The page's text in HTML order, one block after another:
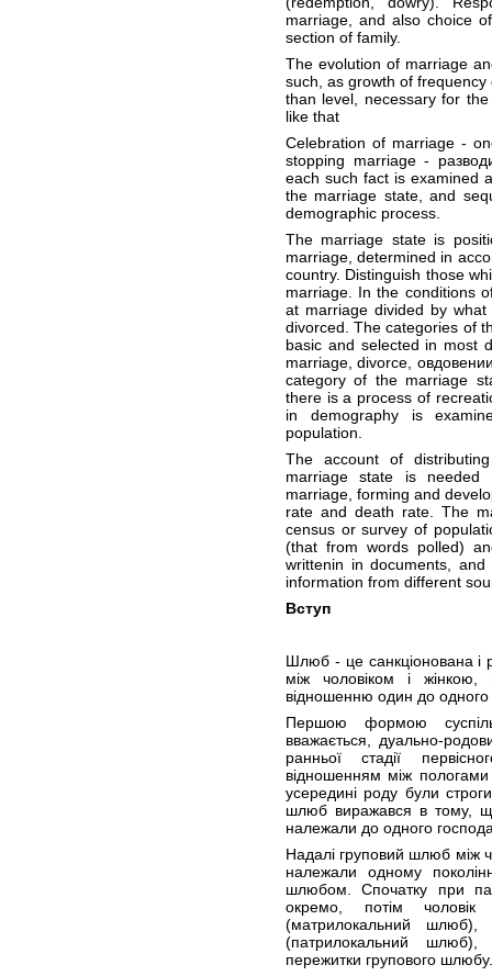
marriage, and also choice
section of family.
The evolution of marriage
such, as growth of
than level, necessary for
like that
Celebration of marriage -
stopping marriage -
each such fact is examined
the marriage state, and
demographic process.
The marriage state is
marriage, determined in
country. Distinguish those
marriage. In the conditions
at marriage divided by
divorced. The categories of
basic and selected in most
marriage, divorce,
category of the marriage
there is a process of
in demography is
population.
The account of
marriage state is
marriage, forming and
rate and death rate. The
census or survey of
(that from words polled)
writtenin in documents,
information from different
Вступ
Шлюб - це санкціонована і
між чоловіком і
відношенню один до одного
Першою формою
вважається, дуально-
ранньої стадії
відношенням між
усередині роду були
шлюб виражався в тому,
належали до одного
Надалі груповий шлюб між
належали одному
шлюбом. Спочатку при
окремо, потім
(матрилокальний
(патрилокальний шлюб),
пережитки групового шлюбу.